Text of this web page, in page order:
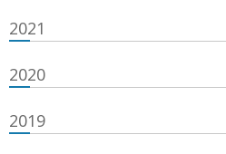
2021
2020
2019